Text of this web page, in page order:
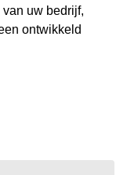
uw bedrijf,
ontwikkeld